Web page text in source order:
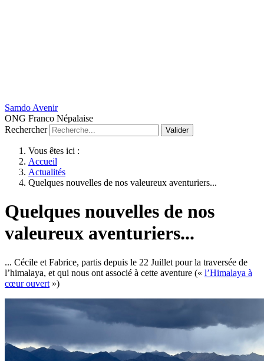
Samdo Avenir
ONG Franco Népalaise
Rechercher
Valider
Vous êtes ici :
Accueil
Actualités
Quelques nouvelles de nos valeureux aventuriers...
Quelques nouvelles de nos
valeureux aventuriers...
... Cécile et Fabrice, partis depuis le 22 Juillet pour la traversée de
l’himalaya, et qui nous ont associé à cette aventure (« l’Himalaya à
cœur ouvert »)